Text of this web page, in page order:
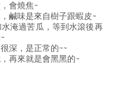
會燒焦~
鹹味是來自樹子跟蝦皮~
淹過苦瓜，等到水滾後再
深，是正常的~~
再來就是會黑黑的~